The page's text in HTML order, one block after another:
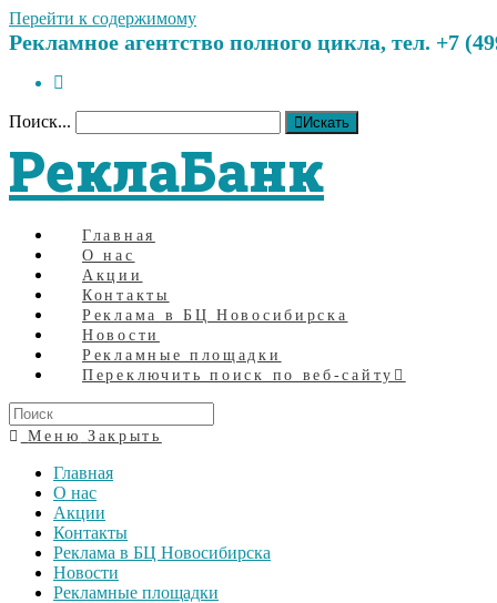
Перейти к содержимому
Рекламное агентство полного цикла, тел. +7
Поиск... Искать
РеклаБанк
Главная
О нас
Акции
Контакты
Реклама в БЦ Новосибирска
Новости
Рекламные площадки
Переключить поиск по веб-сайту
Меню Закрыть
Главная
О нас
Акции
Контакты
Реклама в БЦ Новосибирска
Новости
Рекламные площадки